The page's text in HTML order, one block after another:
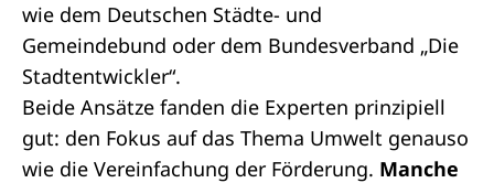
wie dem Deutschen Städte- und
Gemeindebund oder dem Bundesverband „Die
Stadtentwickler“.
Beide Ansätze fanden die Experten prinzipiell
gut: den Fokus auf das Thema Umwelt genauso
wie die Vereinfachung der Förderung. Manche